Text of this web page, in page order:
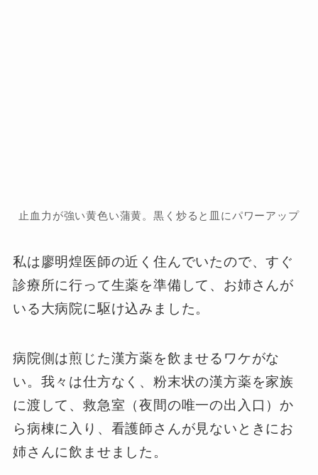
止血力が強い黄色い蒲黄。黒く炒ると皿にパワーアップ
私は廖明煌医師の近く住んでいたので、すぐ
診療所に行って生薬を準備して、お姉さんが
いる大病院に駆け込みました。
病院側は煎じた漢方薬を飲ませるワケがな
い。我々は仕方なく、粉末状の漢方薬を家族
に渡して、救急室（夜間の唯一の出入口）か
ら病棟に入り、看護師さんが見ないときにお
姉さんに飲ませました。